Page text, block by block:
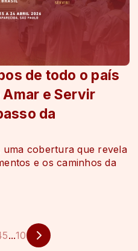
de todo o país
Amar e Servir
da
cobertura que revela
e os caminhos da
5...10